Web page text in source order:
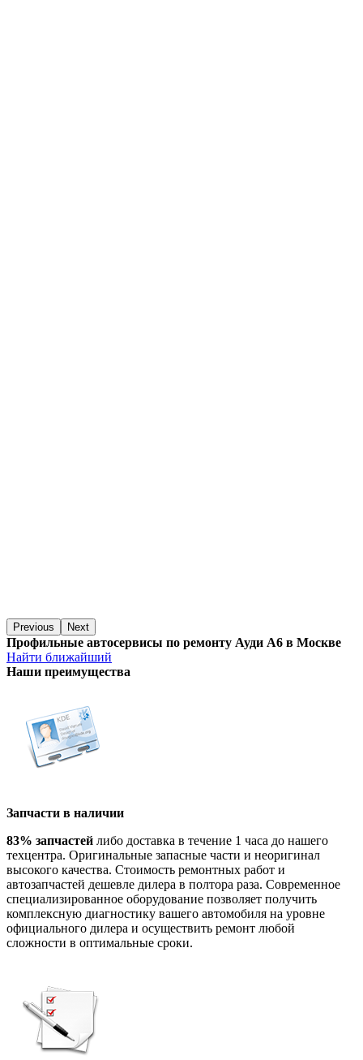
Previous Next
Профильные автосервисы по ремонту Ауди А6 в Москве
Найти ближайший
Наши преимущества
Запчасти в наличии
83% запчастей либо доставка в течение 1 часа до нашего
техцентра. Оригинальные запасные части и неоригинал
высокого качества. Стоимость ремонтных работ и
автозапчастей дешевле дилера в полтора раза. Современное
специализированное оборудование позволяет получить
комплексную диагностику вашего автомобиля на уровне
официального дилера и осуществить ремонт любой
сложности в оптимальные сроки.